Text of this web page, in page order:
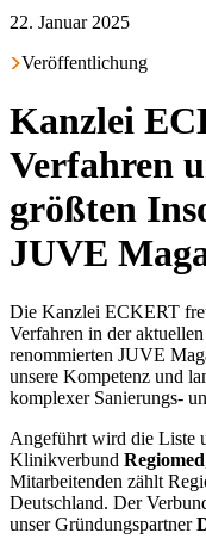
22. Januar 2025
Veröffentlichung
Kanzlei
Verfahren
größten
JUVE
Die Kanzlei ECKERT
Verfahren in der
renommierten JUVE
unsere Kompetenz und
komplexer Sanierungs-
Angeführt wird die Liste
Klinikverbund Regiomed
Mitarbeitenden zählt
Deutschland. Der
unser Gründungspartner